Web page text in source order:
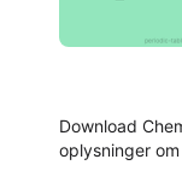
Download
oplysninger